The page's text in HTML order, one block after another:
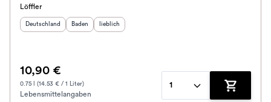
Löffler
Herkunftsland
Deutschland Herkunftsregion:
Baden Geschmack
lieblich
10,90 €
0.75 l (14.53 € / 1 Liter)
Lebensmittelangaben
1
Zum